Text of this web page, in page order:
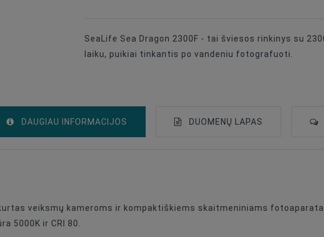
SeaLife Sea Dragon 2300F - tai šviesos rinkinys su
laiku, puikiai tinkantis po vandeniu fotografuoti.
DAUGIAU INFORMACIJOS DUOMENŲ LAPAS
GoPro Ir Kitos Veiksmo Kameros
veiksmų kameroms ir kompaktiškiems skaitmeniniams
5000K ir CRI 80.